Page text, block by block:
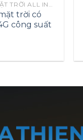
ĐÈN NĂNG LƯỢNG MẶT TRỜI ALL IN ONE
trời có
công suất